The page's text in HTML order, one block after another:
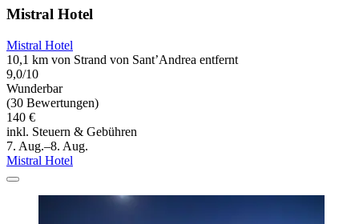
Mistral Hotel
Mistral Hotel
10,1 km von Strand von Sant’Andrea entfernt
9,0/10
Wunderbar
(30 Bewertungen)
140 €
inkl. Steuern & Gebühren
7. Aug.–8. Aug.
Mistral Hotel